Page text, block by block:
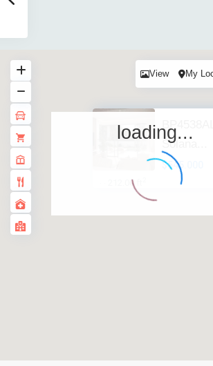
Solana...
$545.000
212.00 ft
loading...
View My